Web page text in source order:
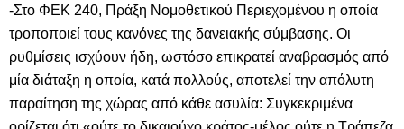
-Στο ΦΕΚ 240, Πράξη Νομοθετικού Περιεχομένου η οποία
τροποποιεί τους κανόνες της δανειακής σύμβασης. Οι
ρυθμίσεις ισχύουν ήδη, ωστόσο επικρατεί αναβρασμός από
μία διάταξη η οποία, κατά πολλούς, αποτελεί την απόλυτη
παραίτηση της χώρας από κάθε ασυλία: Συγκεκριμένα